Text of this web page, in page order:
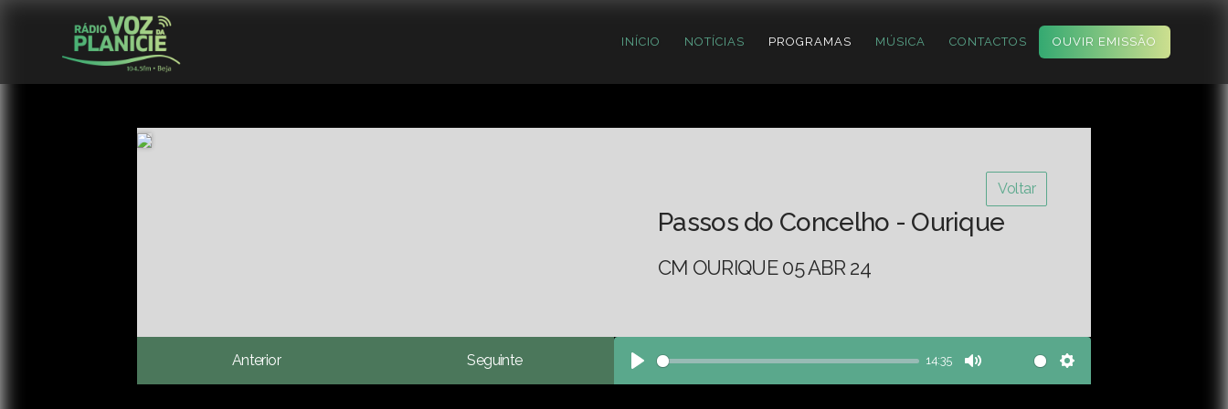
INÍCIO NOTÍCIAS PROGRAMAS MÚSICA CONTACTOS OUVIR EMISSÃO
Voltar
Passos do Concelho - Ourique
CM OURIQUE 05 ABR 24
Anterior Seguinte
Play
14:35
Mute Settings